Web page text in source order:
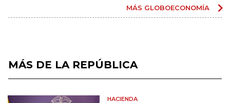
MÁS GLOBOECONOMÍA
MÁS DE LA REPÚBLICA
HACIENDA